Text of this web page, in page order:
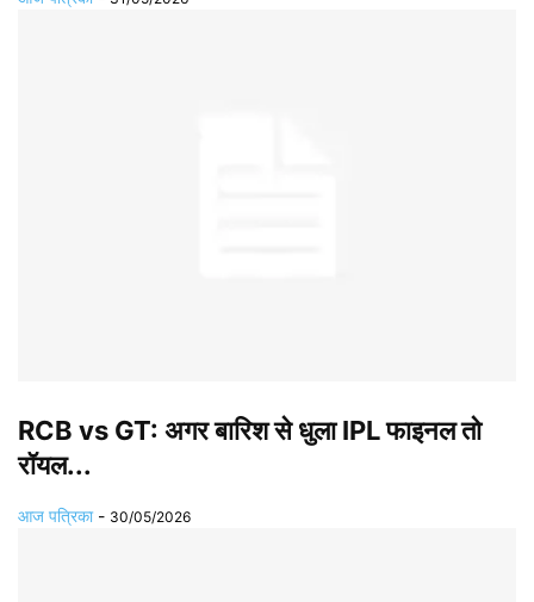
RCB vs GT: अगर बार‍िश से धुला IPL फाइनल तो
रॉयल...
आज पत्रिका - 30/05/2026